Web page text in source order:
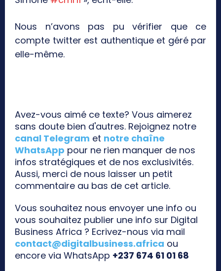
Nous n’avons pas pu vérifier que ce
compte twitter est authentique et géré par
elle-même.
Avez-vous aimé ce texte? Vous aimerez
sans doute bien d'autres. Rejoignez notre
canal Telegram et notre chaîne
WhatsApp pour ne rien manquer de nos
infos stratégiques et de nos exclusivités.
Aussi, merci de nous laisser un petit
commentaire au bas de cet article.
Vous souhaitez nous envoyer une info ou
vous souhaitez publier une info sur Digital
Business Africa ? Ecrivez-nous via mail
contact@digitalbusiness.africa ou
encore via WhatsApp +237 674 61 01 68